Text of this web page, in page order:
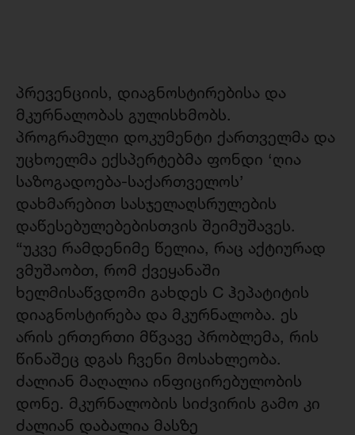
პრევენციის, დიაგნოსტირებისა და
მკურნალობას გულისხმობს.
პროგრამული დოკუმენტი ქართველმა და
უცხოელმა ექსპერტებმა ფონდი ‘ღია
საზოგადოება-საქართველოს’
დახმარებით სასჯელაღსრულების
დაწესებულებებისთვის შეიმუშავეს.
“უკვე რამდენიმე წელია, რაც აქტიურად
ვმუშაობთ, რომ ქვეყანაში
ხელმისაწვდომი გახდეს C ჰეპატიტის
დიაგნოსტირება და მკურნალობა. ეს
არის ერთერთი მწვავე პრობლემა, რის
წინაშეც დგას ჩვენი მოსახლეობა.
ძალიან მაღალია ინფიცირებულობის
დონე. მკურნალობის სიძვირის გამო კი
ძალიან დაბალია მასზე